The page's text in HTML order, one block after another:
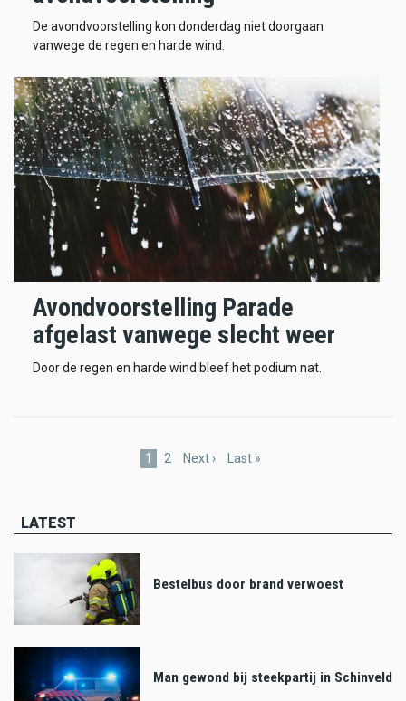
De avondvoorstelling kon donderdag niet doorgaan
vanwege de regen en harde wind.
Avondvoorstelling Parade
afgelast vanwege slecht weer
Door de regen en harde wind bleef het podium nat.
Current
1 Page
2
Next
Next ›
Last
Last »
LATEST
Bestelbus door brand verwoest
Man gewond bij steekpartij in Schinveld